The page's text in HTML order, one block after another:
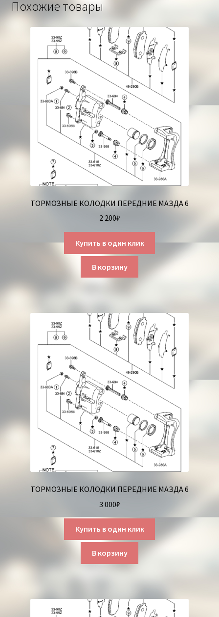
Похожие товары
ТОРМОЗНЫЕ КОЛОДКИ ПЕРЕДНИЕ МАЗДА 6
2 200₽
Купить в один клик
В корзину
ТОРМОЗНЫЕ КОЛОДКИ ПЕРЕДНИЕ МАЗДА 6
3 000₽
Купить в один клик
В корзину